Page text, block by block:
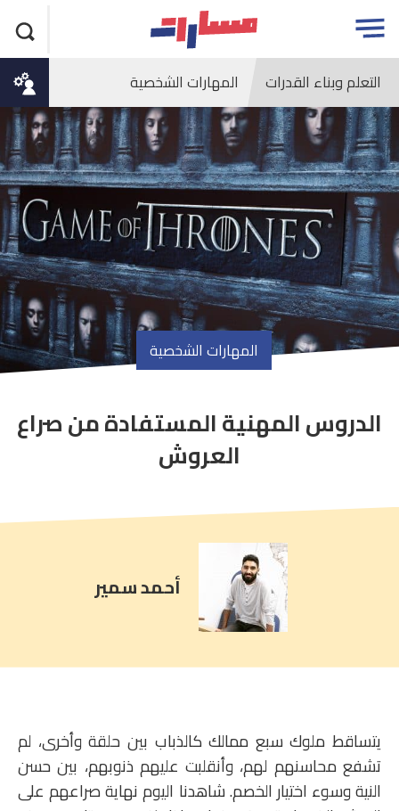
تجاوز
الاعلان
Open
menu
التعلم وبناء القدرات المهارات الشخصية
المهارات الشخصية
article
comment
count
الدروس المهنية المستفادة من صراع
العروش
أحمد سمير
يتساقط ملوك سبع ممالك كالذباب بين حلقة وأخرى، لم
تشفع محاسنهم لهم، وأنقلبت عليهم ذنوبهم، بين حسن
النية وسوء اختيار الخصم. شاهدنا اليوم نهاية صراعهم على